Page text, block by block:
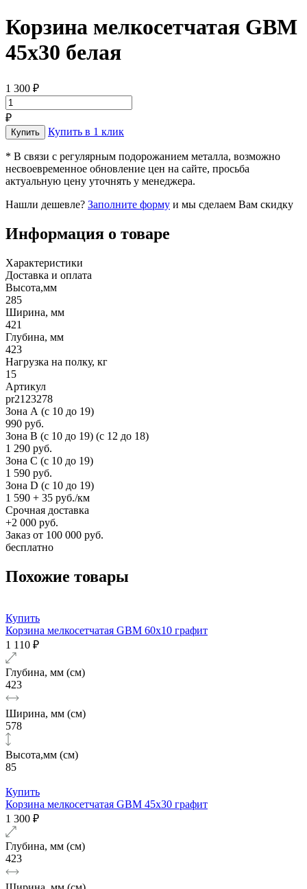
Корзина мелкосетчатая GBM
45х30 белая
1 300 ₽
₽
Купить в 1 клик
* В связи с регулярным подорожанием металла, возможно
несвоевременное обновление цен на сайте, просьба
актуальную цену уточнять у менеджера.
Нашли дешевле? Заполните форму и мы сделаем Вам скидку
Информация о товаре
Характеристики
Доставка и оплата
Высота,мм
285
Ширина, мм
421
Глубина, мм
423
Нагрузка на полку, кг
15
Артикул
pr2123278
Зона А (c 10 до 19)
990 руб.
Зона B (c 10 до 19) (c 12 до 18)
1 290 руб.
Зона C (c 10 до 19)
1 590 руб.
Зона D (c 10 до 19)
1 590 + 35 руб./км
Срочная доставка
+2 000 руб.
Заказ от 100 000 руб.
бесплатно
Похожие товары
Купить
Корзина мелкосетчатая GBM 60х10 графит
1 110 ₽
Глубина, мм (см)
423
Ширина, мм (см)
578
Высота,мм (см)
85
Купить
Корзина мелкосетчатая GBM 45х30 графит
1 300 ₽
Глубина, мм (см)
423